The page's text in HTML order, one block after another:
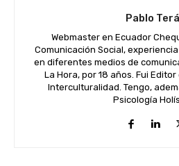
Pablo
Webmaster en Ecuador
Comunicación Social,
en diferentes medios de
La Hora, por 18 años. Fui
Interculturalidad. Tengo,
Psicología